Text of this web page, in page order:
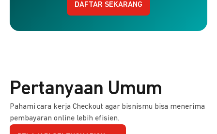
DAFTAR SEKARANG
Pertanyaan Umum
Pahami cara kerja Checkout agar bisnismu bisa menerima
pembayaran online lebih efisien.